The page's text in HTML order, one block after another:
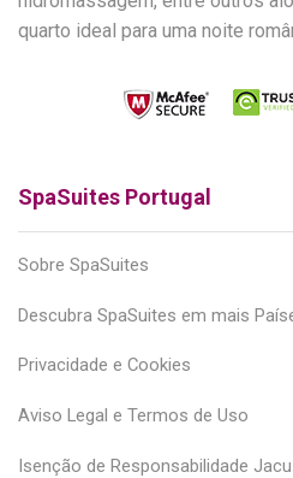
quarto ideal para uma noite
SpaSuites Portugal
Sobre SpaSuites
Descubra SpaSuites em mais
Privacidade e Cookies
Aviso Legal e Termos de Uso
Isenção de Responsabilidade